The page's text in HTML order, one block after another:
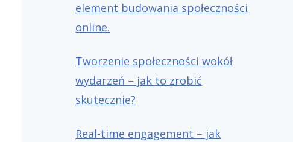
element budowania społeczności
online.
Tworzenie społeczności wokół
wydarzeń – jak to zrobić
skutecznie?
Real-time engagement – jak